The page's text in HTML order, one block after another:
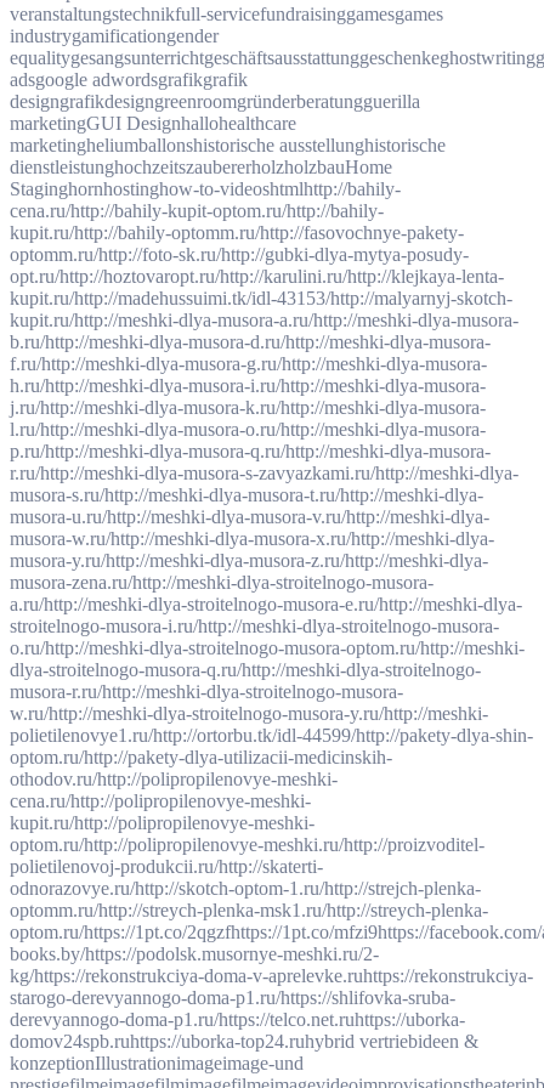
veranstaltungstechnikfull-servicefundraisinggamesgames
industrygamificationgender
equalitygesangsunterrichtgeschäftsausstattunggeschenkeghostwriting
adsgoogle adwordsgrafikgrafik
designgrafikdesigngreenroomgründerberatungguerilla
marketingGUI Designhallohealthcare
marketingheliumballonshistorische ausstellunghistorische
dienstleistunghochzeitszaubererholzholzbauHome
Staginghornhostinghow-to-videoshtmlhttp://bahily-
cena.ru/http://bahily-kupit-optom.ru/http://bahily-
kupit.ru/http://bahily-optomm.ru/http://fasovochnye-pakety-
optomm.ru/http://foto-sk.ru/http://gubki-dlya-mytya-posudy-
opt.ru/http://hoztovaropt.ru/http://karulini.ru/http://klejkaya-lenta-
kupit.ru/http://madehussuimi.tk/idl-43153/http://malyarnyj-skotch-
kupit.ru/http://meshki-dlya-musora-a.ru/http://meshki-dlya-musora-
b.ru/http://meshki-dlya-musora-d.ru/http://meshki-dlya-musora-
f.ru/http://meshki-dlya-musora-g.ru/http://meshki-dlya-musora-
h.ru/http://meshki-dlya-musora-i.ru/http://meshki-dlya-musora-
j.ru/http://meshki-dlya-musora-k.ru/http://meshki-dlya-musora-
l.ru/http://meshki-dlya-musora-o.ru/http://meshki-dlya-musora-
p.ru/http://meshki-dlya-musora-q.ru/http://meshki-dlya-musora-
r.ru/http://meshki-dlya-musora-s-zavyazkami.ru/http://meshki-dlya-
musora-s.ru/http://meshki-dlya-musora-t.ru/http://meshki-dlya-
musora-u.ru/http://meshki-dlya-musora-v.ru/http://meshki-dlya-
musora-w.ru/http://meshki-dlya-musora-x.ru/http://meshki-dlya-
musora-y.ru/http://meshki-dlya-musora-z.ru/http://meshki-dlya-
musora-zena.ru/http://meshki-dlya-stroitelnogo-musora-
a.ru/http://meshki-dlya-stroitelnogo-musora-e.ru/http://meshki-dlya-
stroitelnogo-musora-i.ru/http://meshki-dlya-stroitelnogo-musora-
o.ru/http://meshki-dlya-stroitelnogo-musora-optom.ru/http://meshki-
dlya-stroitelnogo-musora-q.ru/http://meshki-dlya-stroitelnogo-
musora-r.ru/http://meshki-dlya-stroitelnogo-musora-
w.ru/http://meshki-dlya-stroitelnogo-musora-y.ru/http://meshki-
polietilenovye1.ru/http://ortorbu.tk/idl-44599/http://pakety-dlya-shin-
optom.ru/http://pakety-dlya-utilizacii-medicinskih-
othodov.ru/http://polipropilenovye-meshki-
cena.ru/http://polipropilenovye-meshki-
kupit.ru/http://polipropilenovye-meshki-
optom.ru/http://polipropilenovye-meshki.ru/http://proizvoditel-
polietilenovoj-produkcii.ru/http://skaterti-
odnorazovye.ru/http://skotch-optom-1.ru/http://strejch-plenka-
optomm.ru/http://streych-plenka-msk1.ru/http://streych-plenka-
optom.ru/https://1pt.co/2qgzfhttps://1pt.co/mfzi9https://
books.by/https://podolsk.musornye-meshki.ru/2-
kg/https://rekonstrukciya-doma-v-aprelevke.ruhttps://rekonstrukciya-
starogo-derevyannogo-doma-p1.ru/https://shlifovka-sruba-
derevyannogo-doma-p1.ru/https://telco.net.ruhttps://uborka-
domov24spb.ruhttps://uborka-top24.ruhybrid vertriebideen &
konzeptionIllustrationimageimage-und